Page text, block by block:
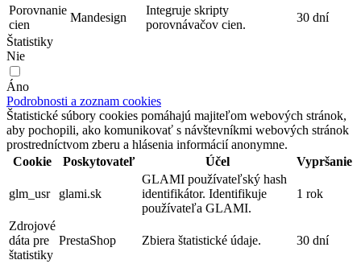
Porovnanie
cien
Mandesign
Integruje skripty
porovnávačov cien.
30 dní
Štatistiky
Nie
Áno
Podrobnosti a zoznam cookies
Štatistické súbory cookies pomáhajú majiteľom webových stránok,
aby pochopili, ako komunikovať s návštevníkmi webových stránok
prostredníctvom zberu a hlásenia informácií anonymne.
Cookie
Poskytovateľ Účel Vypršanie
glm_usr glami.sk
GLAMI používateľský hash
identifikátor. Identifikuje
používateľa GLAMI.
1 rok
Zdrojové
dáta pre
štatistiky
PrestaShop Zbiera štatistické údaje. 30 dní